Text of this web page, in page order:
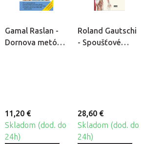
Gamal Raslan -
Dornova metóda
11,20 €
Skladom (dod. do
24h)
Roland Gautschi
- Spoušťové
28,60 €
Skladom (dod. do
24h)